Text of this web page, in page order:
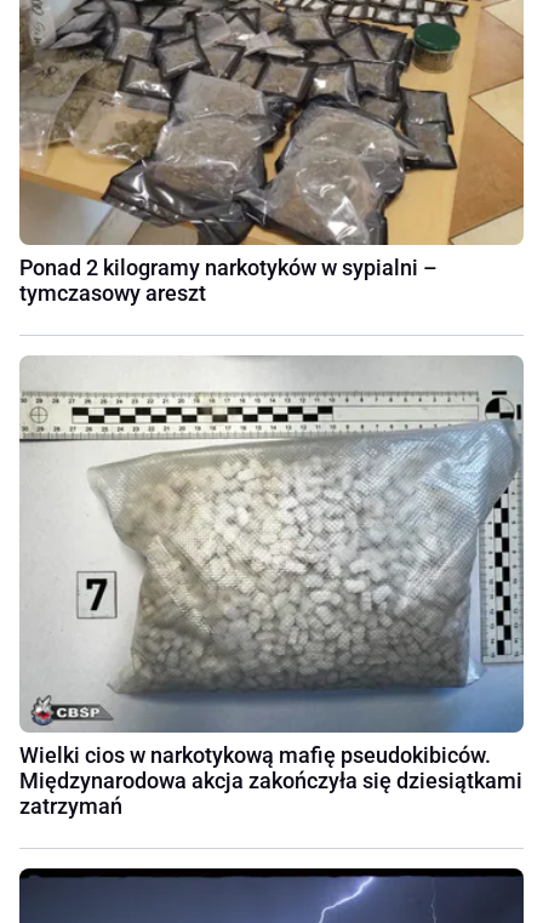
Ponad 2 kilogramy narkotyków w sypialni –
tymczasowy areszt
Wielki cios w narkotykową mafię pseudokibiców.
Międzynarodowa akcja zakończyła się dziesiątkami
zatrzymań